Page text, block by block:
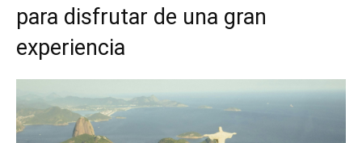
para disfrutar de una gran
experiencia